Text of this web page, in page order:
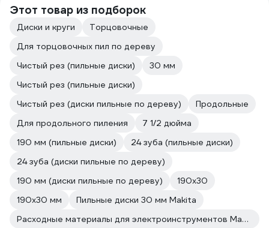
Этот товар из подборок
Диски и круги
Торцовочные
Для торцовочных пил по дереву
Чистый рез (пильные диски)
30 мм
Чистый рез (пильные диски)
Чистый рез (диски пильные по дереву)
Продольные
Для продольного пиления
7 1/2 дюйма
190 мм (пильные диски)
24 зуба (пильные диски)
24 зуба (диски пильные по дереву)
190 мм (диски пильные по дереву)
190х30
190х30 мм
Пильные диски 30 мм Makita
Расходные материалы для электроинструментов Makita